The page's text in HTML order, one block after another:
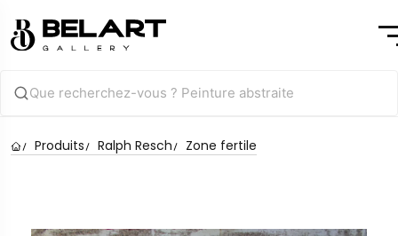
Produits Ralph Resch Zone fertile